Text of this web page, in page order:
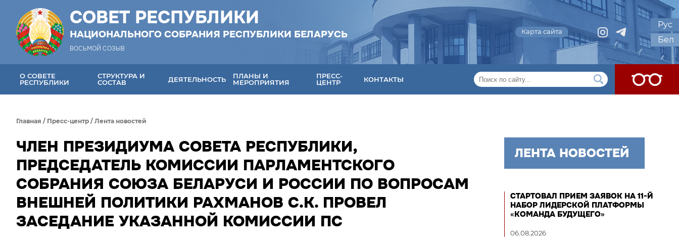
СОВЕТ РЕСПУБЛИКИ
НАЦИОНАЛЬНОГО СОБРАНИЯ РЕСПУБЛИКИ БЕЛАРУСЬ
ВОСЬМОЙ СОЗЫВ
Карта сайта
Рус
Бел
О СОВЕТЕ
РЕСПУБЛИКИ
СТРУКТУРА И
СОСТАВ
ДЕЯТЕЛЬНОСТЬ
ПЛАНЫ И
МЕРОПРИЯТИЯ
ПРЕСС-
ЦЕНТР
КОНТАКТЫ
Главная / Пресс-центр / Лента новостей
ЧЛЕН ПРЕЗИДИУМА СОВЕТА РЕСПУБЛИКИ,
ПРЕДСЕДАТЕЛЬ КОМИССИИ ПАРЛАМЕНТСКОГО
СОБРАНИЯ СОЮЗА БЕЛАРУСИ И РОССИИ ПО ВОПРОСАМ
ВНЕШНЕЙ ПОЛИТИКИ РАХМАНОВ С.К. ПРОВЕЛ
ЗАСЕДАНИЕ УКАЗАННОЙ КОМИССИИ ПС
ЛЕНТА НОВОСТЕЙ
СТАРТОВАЛ ПРИЕМ ЗАЯВОК НА 11-Й
НАБОР ЛИДЕРСКОЙ ПЛАТФОРМЫ
«КОМАНДА БУДУЩЕГО»
06.08.2026